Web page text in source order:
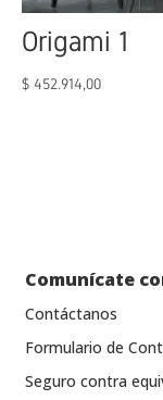
Origami 1
$ 452.914,00
Comunícate
Contáctanos
Formulario de
Seguro contra